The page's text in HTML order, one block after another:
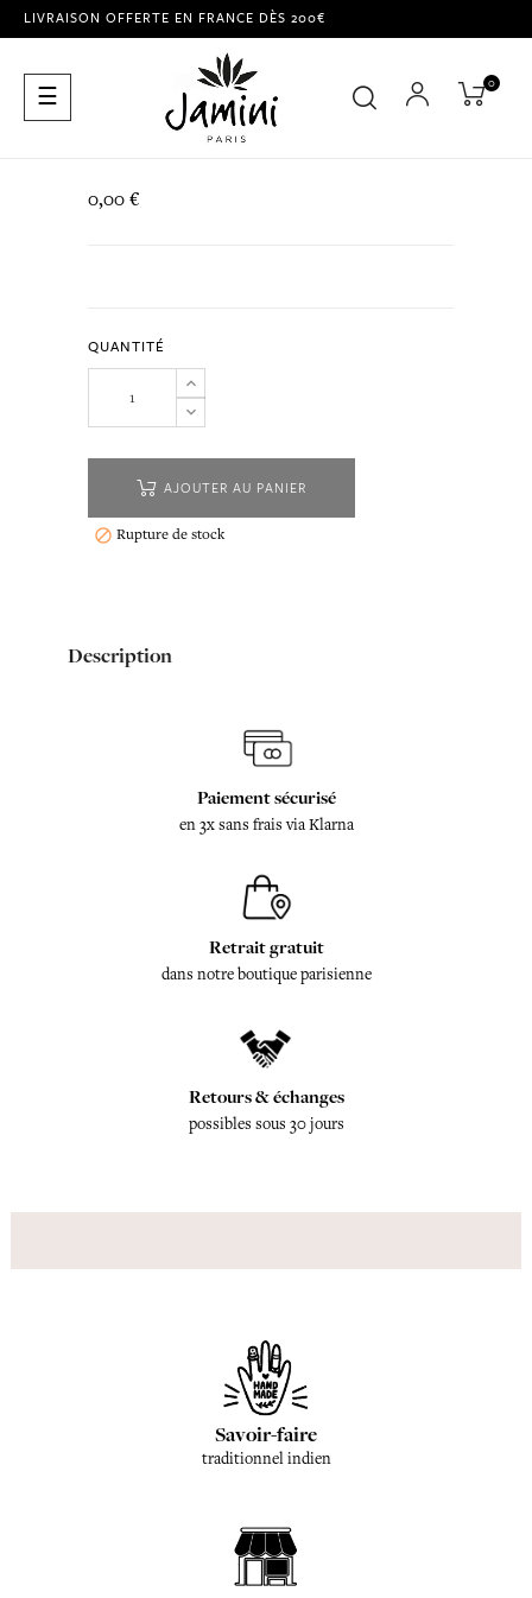
LIVRAISON OFFERTE EN FRANCE DÈS 200€
Basculer
la
☰ 0
0,00 €
QUANTITÉ
AJOUTER AU PANIER
 Rupture de stock
Description
Paiement sécurisé
en 3x sans frais via Klarna
Retrait gratuit
dans notre boutique parisienne
Retours & échanges
possibles sous 30 jours
Savoir-faire
traditionnel indien